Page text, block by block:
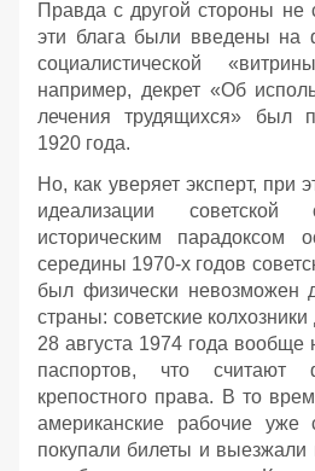
Правда с другой стороны не
эти блага были введены на
социалистической
например, декрет «Об
лечения трудящихся» был
1920 года.
Но, как уверяет эксперт, при
идеализации советской
историческим парадоксом
середины 1970-х годов
был физически невозможен
страны: советские
28 августа 1974 года вообще
паспортов, что считают
крепостного права. В то
американские рабочие уже
покупали билеты и выезжали